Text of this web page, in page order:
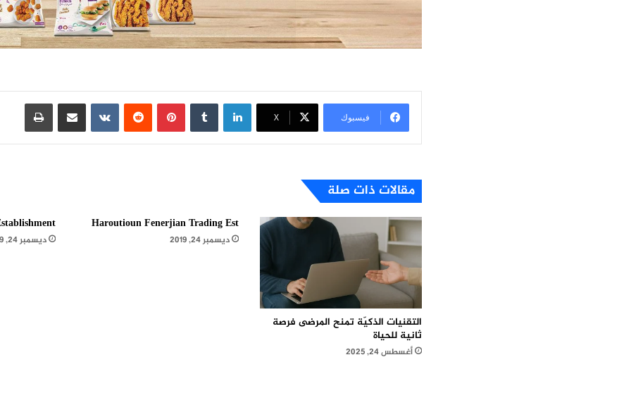
فيسبوك X
لينكدإن بينتيريست مشاركة عبر البريد طباعة
مقالات ذات صلة
التقنيات الذكيّة تمنح المرضى فرصة
ثانية للحياة
أغسطس 24, 2025
Haroutioun Fenerjian Trading Est
ديسمبر 24, 2019 ديسمبر 24, 2019